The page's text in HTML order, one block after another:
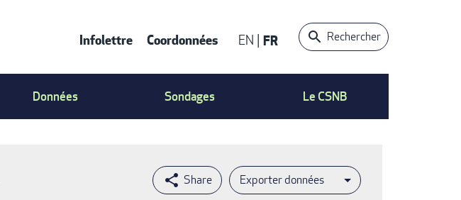
Contact
Menu
Infolettre Coordonnées EN FR Rechercher
Données Sondages Le CSNB
Exporter données